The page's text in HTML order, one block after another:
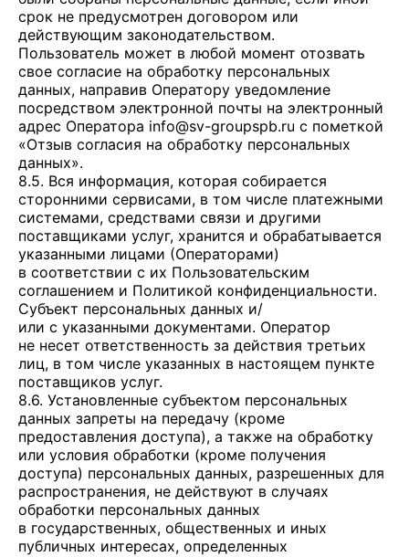
срок не предусмотрен договором или
действующим законодательством.
Пользователь может в любой момент отозвать
свое согласие на обработку персональных
данных, направив Оператору уведомление
посредством электронной почты на электронный
адрес Оператора info@sv-groupspb.ru с пометкой
«Отзыв согласия на обработку персональных
данных».
8.5. Вся информация, которая собирается
сторонними сервисами, в том числе платежными
системами, средствами связи и другими
поставщиками услуг, хранится и обрабатывается
указанными лицами (Операторами)
в соответствии с их Пользовательским
соглашением и Политикой конфиденциальности.
Субъект персональных данных и/
или с указанными документами. Оператор
не несет ответственность за действия третьих
лиц, в том числе указанных в настоящем пункте
поставщиков услуг.
8.6. Установленные субъектом персональных
данных запреты на передачу (кроме
предоставления доступа), а также на обработку
или условия обработки (кроме получения
доступа) персональных данных, разрешенных для
распространения, не действуют в случаях
обработки персональных данных
в государственных, общественных и иных
публичных интересах, определенных